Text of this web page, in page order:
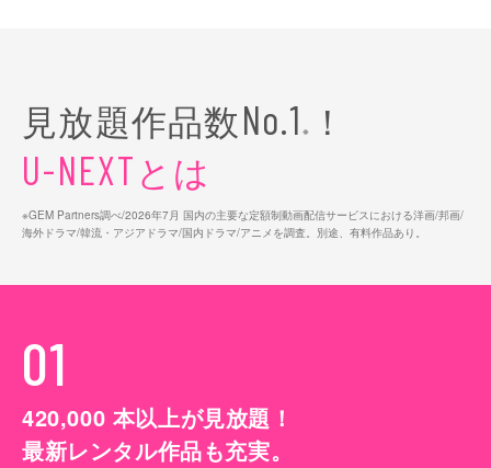
見放題作品数No.1 ※ ！
U-NEXTとは
※GEM Partners調べ/2026年7⽉ 国内の主要な定額制動画配信サービスにおける洋画/邦画/
海外ドラマ/韓流・アジアドラマ/国内ドラマ/アニメを調査。別途、有料作品あり。
01
420,000 本以上が見放題！
最新レンタル作品も充実。